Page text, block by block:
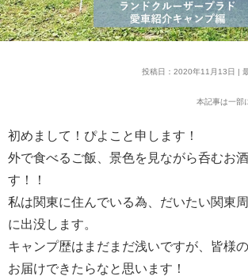
投稿日：2020年11月13日 |
本記事は一部
初めまして！ぴよこと申します！
外で食べるご飯、景色を見ながら呑むお
す！！
私は関東に住んでいる為、だいたい関東
に出没します。
キャンプ歴はまだまだ浅いですが、皆様
お届けできたらなと思います！